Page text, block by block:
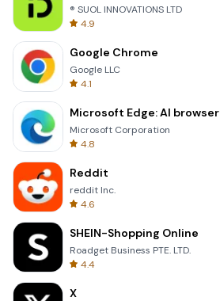
® SUOL INNOVATIONS LTD
4.9
Google Chrome
Google LLC
4.1
Microsoft Edge: AI browser
Microsoft Corporation
4.8
Reddit
reddit Inc.
4.6
SHEIN-Shopping Online
Roadget Business PTE. LTD.
4.4
X